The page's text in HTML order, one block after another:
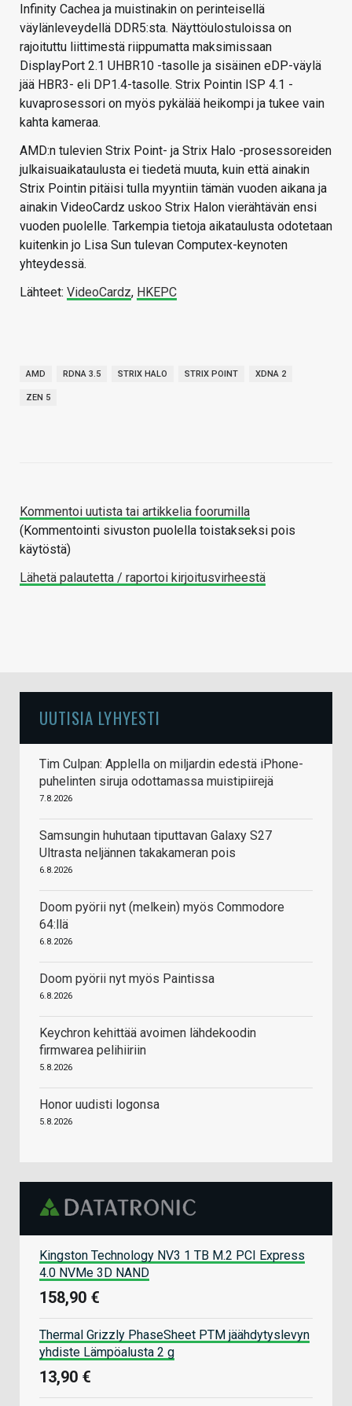
Infinity Cachea ja muistinakin on perinteisellä
väylänleveydellä DDR5:sta. Näyttöulostuloissa on
rajoituttu liittimestä riippumatta maksimissaan
DisplayPort 2.1 UHBR10 -tasolle ja sisäinen eDP-väylä
jää HBR3- eli DP1.4-tasolle. Strix Pointin ISP 4.1 -
kuvaprosessori on myös pykälää heikompi ja tukee vain
kahta kameraa.
AMD:n tulevien Strix Point- ja Strix Halo -prosessoreiden
julkaisuaikataulusta ei tiedetä muuta, kuin että ainakin
Strix Pointin pitäisi tulla myyntiin tämän vuoden aikana ja
ainakin VideoCardz uskoo Strix Halon vierähtävän ensi
vuoden puolelle. Tarkempia tietoja aikataulusta odotetaan
kuitenkin jo Lisa Sun tulevan Computex-keynoten
yhteydessä.
Lähteet: VideoCardz, HKEPC
AMD RDNA 3.5 STRIX HALO STRIX POINT XDNA 2
ZEN 5
Kommentoi uutista tai artikkelia foorumilla
(Kommentointi sivuston puolella toistakseksi pois
käytöstä)
Lähetä palautetta / raportoi kirjoitusvirheestä
UUTISIA LYHYESTI
Tim Culpan: Applella on miljardin edestä iPhone-
puhelinten siruja odottamassa muistipiirejä
7.8.2026
Samsungin huhutaan tiputtavan Galaxy S27
Ultrasta neljännen takakameran pois
6.8.2026
Doom pyörii nyt (melkein) myös Commodore
64:llä
6.8.2026
Doom pyörii nyt myös Paintissa
6.8.2026
Keychron kehittää avoimen lähdekoodin
firmwarea pelihiiriin
5.8.2026
Honor uudisti logonsa
5.8.2026
Kingston Technology NV3 1 TB M.2 PCI Express
4.0 NVMe 3D NAND
158,90 €
Thermal Grizzly PhaseSheet PTM jäähdytyslevyn
yhdiste Lämpöalusta 2 g
13,90 €